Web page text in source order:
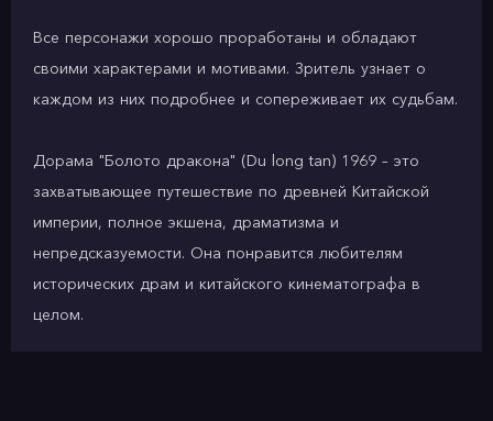
Все персонажи хорошо проработаны и обладают
своими характерами и мотивами. Зритель узнает о
каждом из них подробнее и сопереживает их судьбам.
Дорама "Болото дракона" (Du long tan) 1969 – это
захватывающее путешествие по древней Китайской
империи, полное экшена, драматизма и
непредсказуемости. Она понравится любителям
исторических драм и китайского кинематографа в
целом.